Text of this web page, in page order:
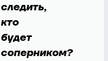
следить,
кто
будет
соперником?